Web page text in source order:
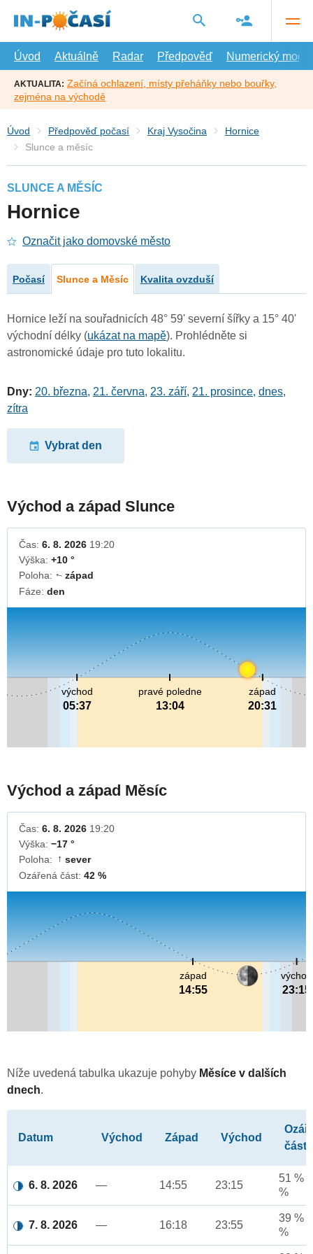
hlavní
Úvod
Aktuálně Radar Předpověď Numerický model
AKTUALITA: Začíná ochlazení, místy přeháňky nebo bouřky,
zejména na východě
Úvod Předpověď počasí Kraj Vysočina
Hornice
Slunce a měsíc
SLUNCE A MĚSÍC
Hornice
Označit jako domovské město
Počasí Slunce a Měsíc Kvalita ovzduší
Hornice leží na souřadnicích 48° 59' severní šířky a 15° 40'
východní délky (ukázat na mapě). Prohlédněte si
astronomické údaje pro tuto lokalitu.
Dny: 20. března, 21. června, 23. září, 21. prosince, dnes,
zítra
Vybrat den
Východ a západ Slunce
Čas: 6. 8. 2026 19:20
Výška: +10 °
Poloha:
↓západ
Fáze: den
pravé poledne
13:04
východ
05:37
západ
20:31
Východ a západ Měsíc
Čas: 6. 8. 2026 19:20
Výška: −17 °
Poloha:
↓ sever
Ozářená část: 42 %
východ
23:15
západ
14:55
Níže uvedená tabulka ukazuje pohyby Měsíce v dalších
dnech.
Datum Východ Západ Východ
část
6. 8. 2026 — 14:55 23:15
51 %
%
7. 8. 2026 — 16:18 23:55
39 %
%